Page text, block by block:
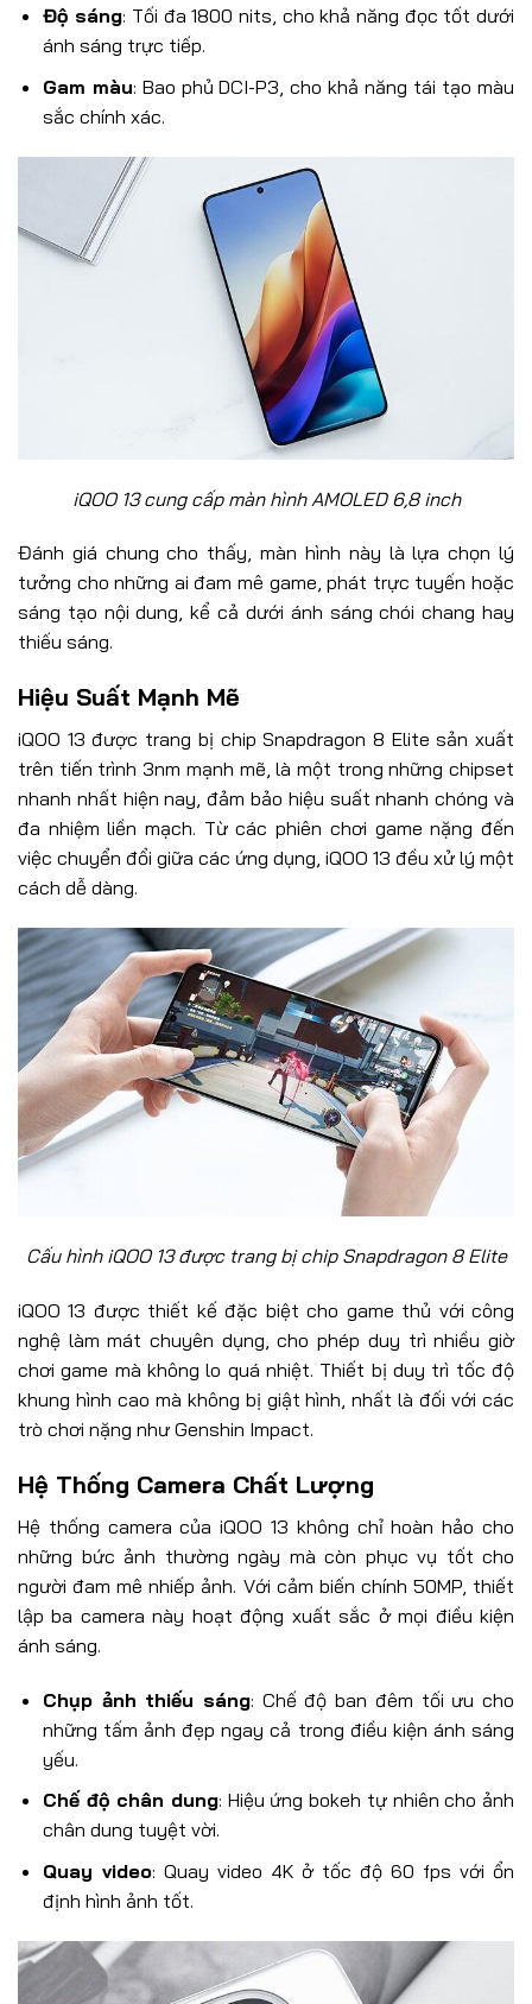
Độ sáng: Tối đa 1800 nits, cho khả năng đọc tốt dưới
ánh sáng trực tiếp.
Gam màu: Bao phủ DCI-P3, cho khả năng tái tạo màu
sắc chính xác.
iQOO 13 cung cấp màn hình AMOLED 6,8 inch
Đánh giá chung cho thấy, màn hình này là lựa chọn lý
tưởng cho những ai đam mê game, phát trực tuyến hoặc
sáng tạo nội dung, kể cả dưới ánh sáng chói chang hay
thiếu sáng.
Hiệu Suất Mạnh Mẽ
iQOO 13 được trang bị chip Snapdragon 8 Elite sản xuất
trên tiến trình 3nm mạnh mẽ, là một trong những chipset
nhanh nhất hiện nay, đảm bảo hiệu suất nhanh chóng và
đa nhiệm liền mạch. Từ các phiên chơi game nặng đến
việc chuyển đổi giữa các ứng dụng, iQOO 13 đều xử lý một
cách dễ dàng.
Cấu hình iQOO 13 được trang bị chip Snapdragon 8 Elite
iQOO 13 được thiết kế đặc biệt cho game thủ với công
nghệ làm mát chuyên dụng, cho phép duy trì nhiều giờ
chơi game mà không lo quá nhiệt. Thiết bị duy trì tốc độ
khung hình cao mà không bị giật hình, nhất là đối với các
trò chơi nặng như Genshin Impact.
Hệ Thống Camera Chất Lượng
Hệ thống camera của iQOO 13 không chỉ hoàn hảo cho
những bức ảnh thường ngày mà còn phục vụ tốt cho
người đam mê nhiếp ảnh. Với cảm biến chính 50MP, thiết
lập ba camera này hoạt động xuất sắc ở mọi điều kiện
ánh sáng.
Chụp ảnh thiếu sáng: Chế độ ban đêm tối ưu cho
những tấm ảnh đẹp ngay cả trong điều kiện ánh sáng
yếu.
Chế độ chân dung: Hiệu ứng bokeh tự nhiên cho ảnh
chân dung tuyệt vời.
Quay video: Quay video 4K ở tốc độ 60 fps với ổn
định hình ảnh tốt.